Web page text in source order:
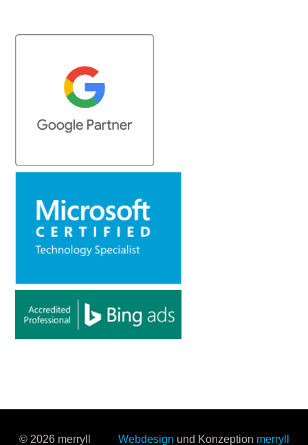
© 2026 merryll Webdesign und Konzeption merryll